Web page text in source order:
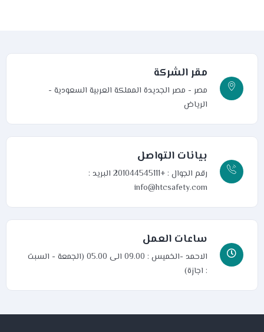
مقر الشركة
مصر - مصر الجديدة المملكة العربية السعودية -
الرياض
بيانات التواصل
رقم الجوال : +201044545111
البريد :
info@htcsafety.com
ساعات العمل
الاحمد -الخميس : 09.00 الى 05.00 (الجمعة - السبت
: اجازة)